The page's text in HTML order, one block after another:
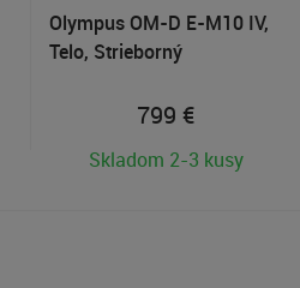
Olympus OM-D E-M10 IV,
Telo, Strieborný
799 €
Skladom 2-3 kusy